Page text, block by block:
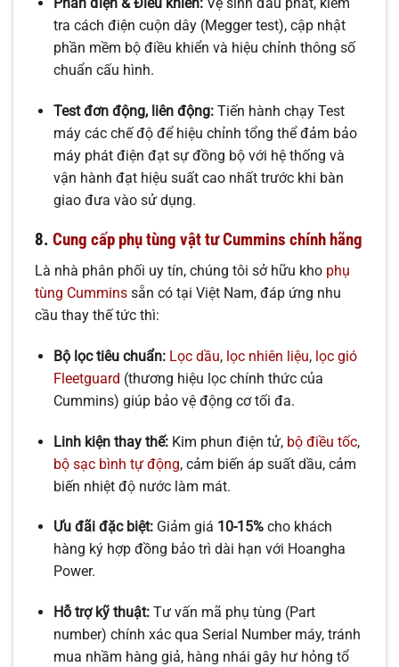
tra cách điện cuộn dây (Megger test), cập nhật
phần mềm bộ điều khiển và hiệu chỉnh thông số
chuẩn cấu hình.
Test đơn động, liên động:Tiến hành chạy Test
máy các chế độ để hiệu chỉnh tổng thể đảm bảo
máy phát điện đạt sự đồng bộ với hệ thống và
vận hành đạt hiệu suất cao nhất trước khi bàn
giao đưa vào sử dụng.
8. Cung cấp phụ tùng vật tư Cummins chính hãng
Là nhà phân phối uy tín, chúng tôi sở hữu kho phụ
tùng Cummins sẵn có tại Việt Nam, đáp ứng nhu
cầu thay thế tức thì:
Bộ lọc tiêu chuẩn: Lọc dầu, lọc nhiên liệu, lọc gió
Fleetguard (thương hiệu lọc chính thức của
Cummins) giúp bảo vệ động cơ tối đa.
Linh kiện thay thế:Kim phun điện tử, bộ điều tốc,
bộ sạc bình tự động, cảm biến áp suất dầu, cảm
biến nhiệt độ nước làm mát.
Ưu đãi đặc biệt:Giảm giá 10-15%cho khách
hàng ký hợp đồng bảo trì dài hạn với Hoangha
Power.
Hỗ trợ kỹ thuật:Tư vấn mã phụ tùng (Part
number) chính xác qua Serial Number máy, tránh
mua nhầm hàng giả, hàng nhái gây hư hỏng tổ